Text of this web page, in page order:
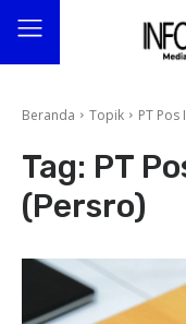
Beranda Topik PT
Tag: PT
(Persro)